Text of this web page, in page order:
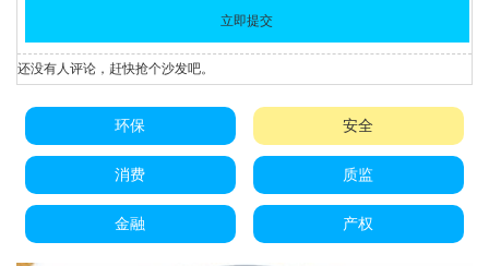
还没有人评论，赶快抢个沙发吧。
环保 安全
消费 质监
金融 产权